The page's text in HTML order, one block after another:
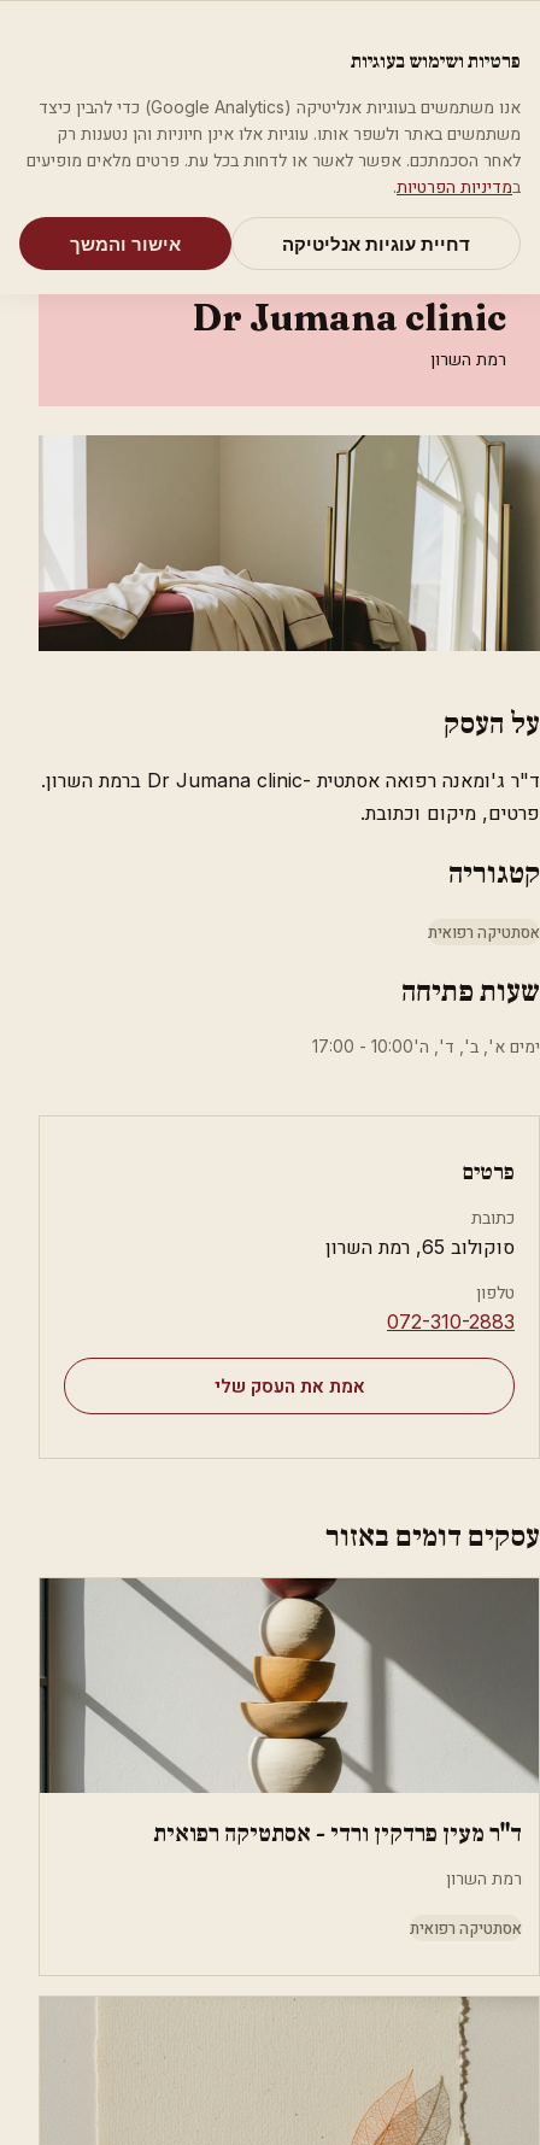
מאמריםקטגוריותחיפושאודות
בית קטגוריות
אסתטיקה רפואית
ד"ר ג'ומאנה רפואה אסתטית -Dr Jumana clinic
ד"ר ג'ומאנה רפואה אסתטית -
Dr Jumana clinic
רמת השרון
על העסק
ד"ר ג'ומאנה רפואה אסתטית -Dr Jumana clinic ברמת השרון.
פרטים, מיקום וכתובת.
קטגוריה
אסתטיקה רפואית
שעות פתיחה
ימים א', ב', ד', ה'10:00 - 17:00
פרטים
כתובת
סוקולוב 65, רמת השרון
טלפון
⁦072-310-2883⁩
אמת את העסק שלי
עסקים דומים באזור
ד"ר מעין פרדקין ורדי - אסתטיקה רפואית
רמת השרון
אסתטיקה רפואית
פרטיות ושימוש בעוגיות
אנו משתמשים בעוגיות אנליטיקה (Google Analytics) כדי להבין כיצד
משתמשים באתר ולשפר אותו. עוגיות אלו אינן חיוניות והן נטענות רק
לאחר הסכמתכם. אפשר לאשר או לדחות בכל עת. פרטים מלאים מופיעים
במדיניות הפרטיות.
דחיית עוגיות אנליטיקה אישור והמשך